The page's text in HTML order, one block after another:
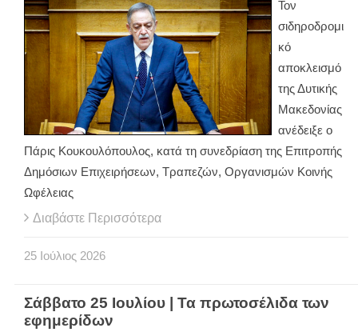
Τον
σιδηροδρομι
κό
αποκλεισμό
της Δυτικής
Μακεδονίας
ανέδειξε ο
Πάρις Κουκουλόπουλος, κατά τη συνεδρίαση της Επιτροπής
Δημόσιων Επιχειρήσεων, Τραπεζών, Οργανισμών Κοινής
Ωφέλειας
Διαβάστε Περισσότερα
25 Ιούλιος 2026
Σάββατο 25 Ιουλίου | Τα πρωτοσέλιδα των
εφημερίδων